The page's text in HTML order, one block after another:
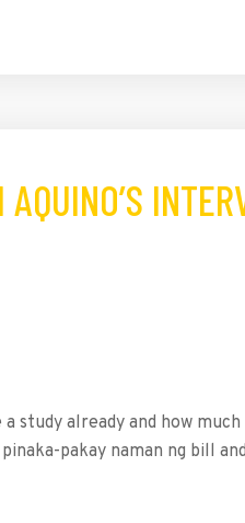
study already and how
pakay naman ng bill